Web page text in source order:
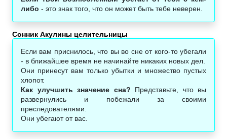
либо - это знак того, что он может быть тебе неверен.
Сонник Акулины целительницы
Если вам приснилось, что вы во сне от кого-то убегали
- в ближайшее время не начинайте никаких новых дел.
Они принесут вам только убытки и множество пустых
хлопот.
Как улучшить значение сна? Представьте, что вы
развернулись и побежали за своими
преследователями.
Они убегают от вас.